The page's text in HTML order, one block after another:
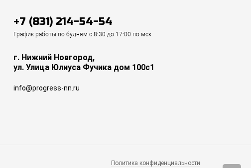
+7 (831) 214-54-54
График работы по будням с 8:30 до 17:00 по мск
г. Нижний Новгород,
ул. Улица Юлиуса Фучика дом 100с1
info@progress-nn.ru
Политика конфиденциальности